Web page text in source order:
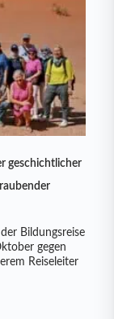
geschichtlicher
Bildungsreise
gegen
Reiseleiter